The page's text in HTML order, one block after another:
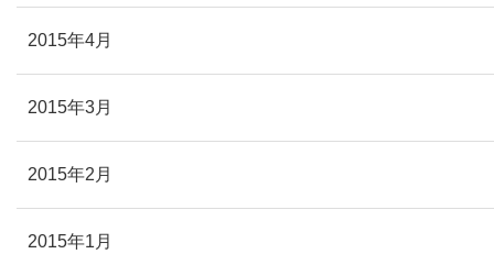
2015年4月
2015年3月
2015年2月
2015年1月